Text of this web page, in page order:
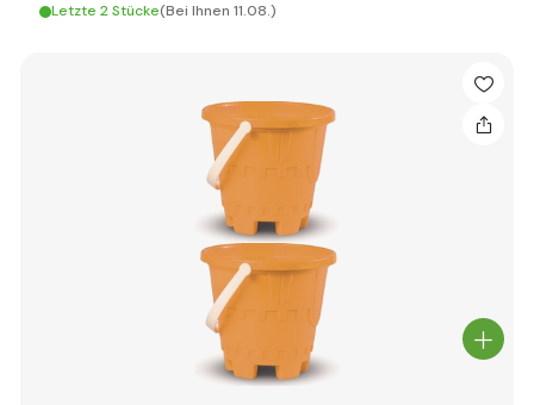
Letzte 2 Stücke(Bei Ihnen 11.08.)